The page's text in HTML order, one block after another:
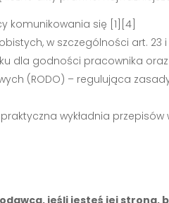
komunikowania się [1][4]
w szczególności art. 23 i
dla godności pracownika
(RODO) – regulująca
wykładnia